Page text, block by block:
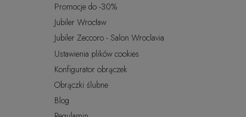
Promocje do -30%
Jubiler Wrocław
Jubiler Zeccoro - Salon Wroclavia
Ustawienia plików cookies
Konfigurator obrączek
Obrączki ślubne
Blog